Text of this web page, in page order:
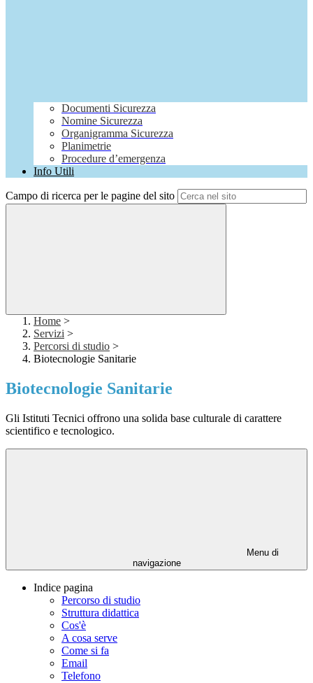
Documenti Sicurezza
Nomine Sicurezza
Organigramma Sicurezza
Planimetrie
Procedure d’emergenza
Info Utili
Campo di ricerca per le pagine del sito
Home >
Servizi >
Percorsi di studio >
Biotecnologie Sanitarie
Biotecnologie Sanitarie
Gli Istituti Tecnici offrono una solida base culturale di carattere
scientifico e tecnologico.
Menu di
navigazione
Indice pagina
Percorso di studio
Struttura didattica
Cos'è
A cosa serve
Come si fa
Email
Telefono